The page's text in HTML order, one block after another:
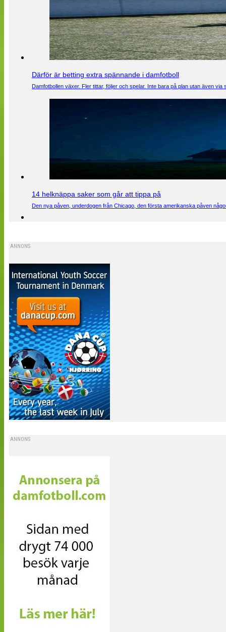
Därför är betting extra spännande i damfotboll
Damfotbollen växer. Fler tittar, följer och spelar. Inte bara på plan utan även
14 helknäppa saker som går att tippa på
Den nya påven, underdogen från Chicago, den första amerikanska påven
ANNONS
ANNONS